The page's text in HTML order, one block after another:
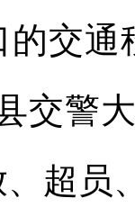
的交
交警
超员